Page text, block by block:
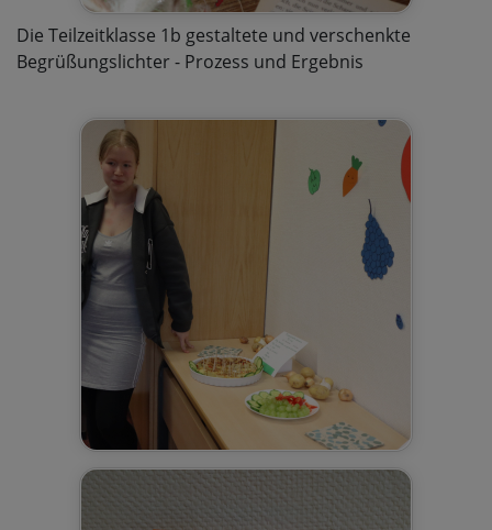
Die Teilzeitklasse 1b gestaltete und verschenkte
Begrüßungslichter - Prozess und Ergebnis